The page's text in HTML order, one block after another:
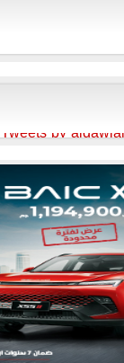
Tweets by